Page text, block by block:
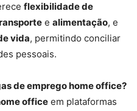
flexibilidade de
e alimentação, e
vida, permitindo conciliar
pessoais.
de emprego home office?
office em plataformas